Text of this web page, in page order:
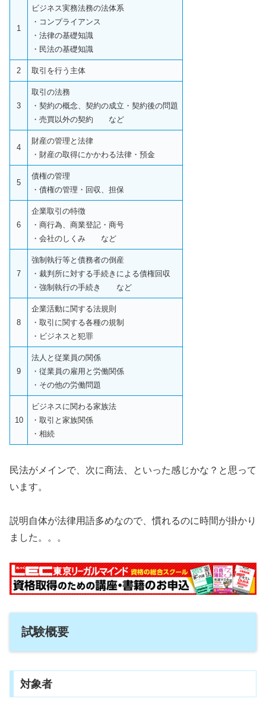
1
ビジネス実務法務の法体系
・コンプライアンス
・法律の基礎知識
・民法の基礎知識
2 取引を行う主体
3
取引の法務
・契約の概念、契約の成立・契約後の問題
・売買以外の契約 など
4
財産の管理と法律
・財産の取得にかかわる法律・預金
5
債権の管理
・債権の管理・回収、担保
6
企業取引の特徴
・商行為、商業登記・商号
・会社のしくみ など
7
強制執行等と債務者の倒産
・裁判所に対する手続きによる債権回収
・強制執行の手続き など
8
企業活動に関する法規則
・取引に関する各種の規制
・ビジネスと犯罪
9
法人と従業員の関係
・従業員の雇用と労働関係
・その他の労働問題
10
ビジネスに関わる家族法
・取引と家族関係
・相続
民法がメインで、次に商法、といった感じかな？と思って
います。
説明自体が法律用語多めなので、慣れるのに時間が掛かり
ました。。。
試験概要
対象者